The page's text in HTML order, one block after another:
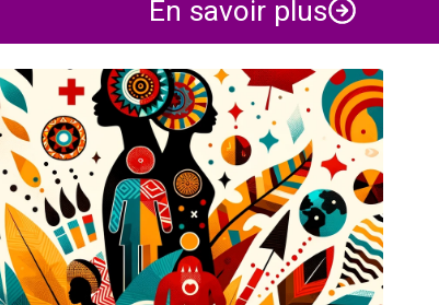
En savoir plus